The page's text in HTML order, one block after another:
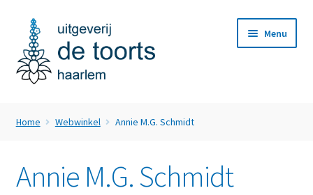
door
naar
navigatie
naar
de
inhoud
Menu
Nieuws
Home Webwinkel Annie M.G. Schmidt
Annie M.G. Schmidt